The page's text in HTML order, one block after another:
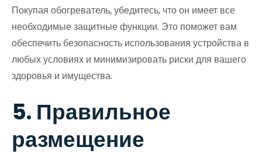
Покупая обогреватель, убедитесь, что он имеет все
необходимые защитные функции. Это поможет вам
обеспечить безопасность использования устройства в
любых условиях и минимизировать риски для вашего
здоровья и имущества.
5. Правильное
размещение